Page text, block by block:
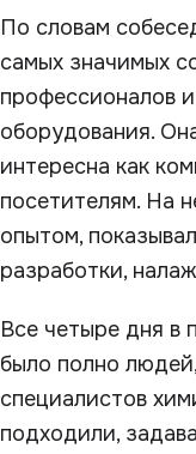
По словам
самых значимых
профессионалов
оборудования.
интересна как
посетителям. На
опытом,
разработки,
Все четыре дня в
было полно
специалистов
подходили,